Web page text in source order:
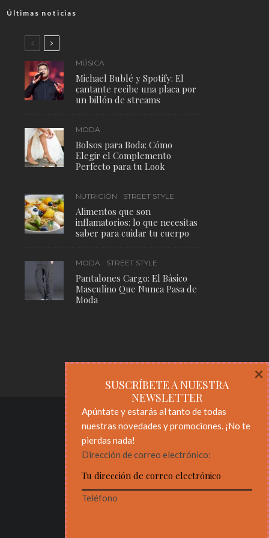
Últimas noticias
MÚSICA
Michael Bublé y Spotify: El
cantante recibe una placa por
un billón de streams
MODA
Bolsos para Boda: Cómo
Elegir el Complemento
Perfecto para tu Look
NUTRICIÓN STREET STYLE
Alimentos que son
inflamatorios: lo que necesitas
saber para cuidar tu cuerpo
MODA STREET STYLE
Pantalones Cargo: El Básico
Masculino Que Nunca Pasa de
Moda
SUSCRÍBETE A NUESTRA
NEWSLETTER
Apúntate y estarás al tanto de todas
nuestras novedades y promociones. ¡No te
pierdas nada!
Dirección de correo electrónico:
Teléfono
×